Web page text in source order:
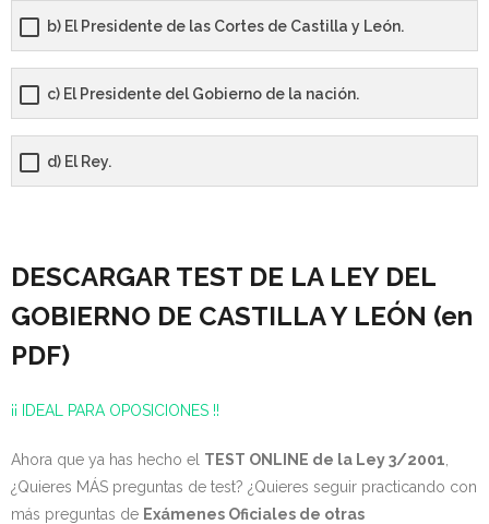
b) El Presidente de las Cortes de Castilla y León.
c) El Presidente del Gobierno de la nación.
d) El Rey.
DESCARGAR TEST DE LA LEY DEL
GOBIERNO DE CASTILLA Y LEÓN (en
PDF)
¡¡ IDEAL PARA OPOSICIONES !!
Ahora que ya has hecho el TEST ONLINE de la Ley 3/2001
¿Quieres MÁS preguntas de test? ¿Quieres seguir practicando con
más preguntas de Exámenes Oficiales de otras